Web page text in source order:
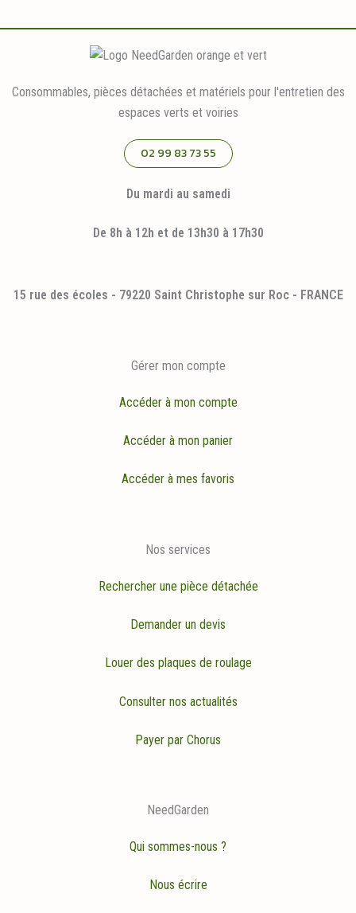
Consommables, pièces détachées et matériels pour l'entretien des
espaces verts et voiries
02 99 83 73 55
Du mardi au samedi
De 8h à 12h et de 13h30 à 17h30
15 rue des écoles - 79220 Saint Christophe sur Roc - FRANCE
Gérer mon compte
Accéder à mon compte
Accéder à mon panier
Accéder à mes favoris
Nos services
Rechercher une pièce détachée
Demander un devis
Louer des plaques de roulage
Consulter nos actualités
Payer par Chorus
NeedGarden
Qui sommes-nous ?
Nous écrire